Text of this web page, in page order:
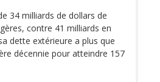
34 milliards de dollars de
contre 41 milliards en
dette extérieure a plus que
décennie pour atteindre 157